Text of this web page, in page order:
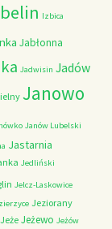
Izbica
Jabłonna
Jadwisin Jadów
Janowo
Janów Lubelski
Jastarnia
Jedliński
Jelcz-Laskowice
Jeziorany
Jeże Jeżewo Jeżów